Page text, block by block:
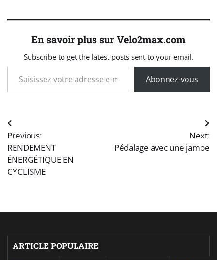
En savoir plus sur Velo2max.com
Subscribe to get the latest posts sent to your email.
Saisissez votre adresse e-mail…
Abonnez-vous
Navigation
de
l’article
Previous:
RENDEMENT
ÉNERGÉTIQUE EN
CYCLISME
Next:
Pédalage avec une jambe
ARTICLE POPULAIRE